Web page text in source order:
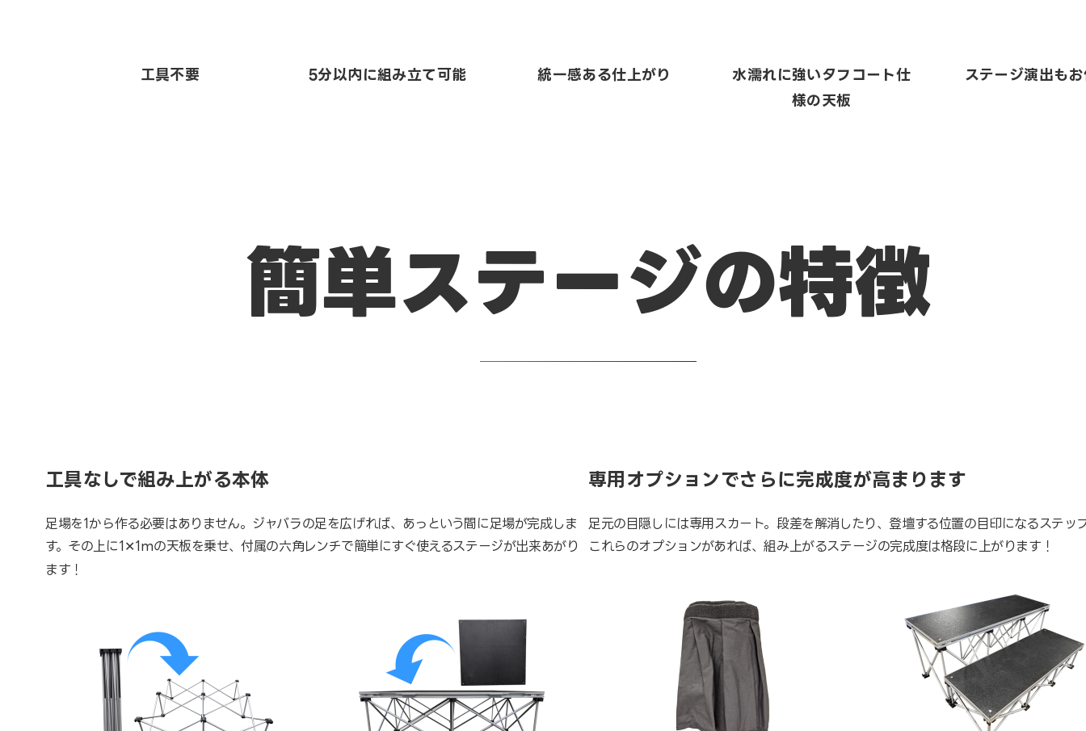
工具不要 5分以内に組み立て可能 統一感ある仕上がり
水濡れに強いタフコート仕
様の天板
ステージ演出も
簡単ステージの特徴
工具なしで組み上がる本体
足場を1から作る必要はありません。ジャバラの足を広げれば、あっという間に足場が完成しま
す。その上に1✕1mの天板を乗せ、付属の六角レンチで簡単にすぐ使えるステージが出来あがり
ます！
専用オプションでさらに完成度が高まります
足元の目隠しには専用スカート。段差を解消したり、登壇する位置の目印になるステッ
これらのオプションがあれば、組み上がるステージの完成度は格段に上がります！